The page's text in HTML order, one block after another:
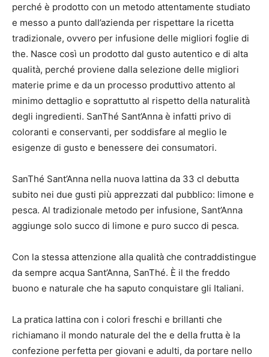
perché è prodotto con un metodo attentamente studiato
e messo a punto dall’azienda per rispettare la ricetta
tradizionale, ovvero per infusione delle migliori foglie di
the. Nasce così un prodotto dal gusto autentico e di alta
qualità, perché proviene dalla selezione delle migliori
materie prime e da un processo produttivo attento al
minimo dettaglio e soprattutto al rispetto della naturalità
degli ingredienti. SanThé Sant’Anna è infatti privo di
coloranti e conservanti, per soddisfare al meglio le
esigenze di gusto e benessere dei consumatori.
SanThé Sant’Anna nella nuova lattina da 33 cl debutta
subito nei due gusti più apprezzati dal pubblico: limone e
pesca. Al tradizionale metodo per infusione, Sant’Anna
aggiunge solo succo di limone e puro succo di pesca.
Con la stessa attenzione alla qualità che contraddistingue
da sempre acqua Sant’Anna, SanThé. È il the freddo
buono e naturale che ha saputo conquistare gli Italiani.
La pratica lattina con i colori freschi e brillanti che
richiamano il mondo naturale del the e della frutta è la
confezione perfetta per giovani e adulti, da portare nello